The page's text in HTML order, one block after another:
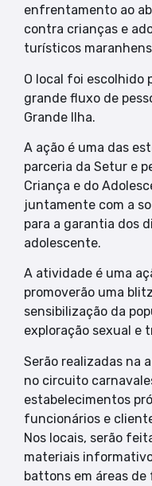
enfrentamento ao
contra crianças e
turísticos
O local foi escolhido
grande fluxo de
Grande Ilha.
A ação é uma das
parceria da Setur e
Criança e do
juntamente com a
para a garantia dos
adolescente.
A atividade é uma
promoverão uma
sensibilização da
exploração sexual e
Serão realizadas na
no circuito
estabelecimentos
funcionários e
Nos locais, serão
materiais
battons em áreas